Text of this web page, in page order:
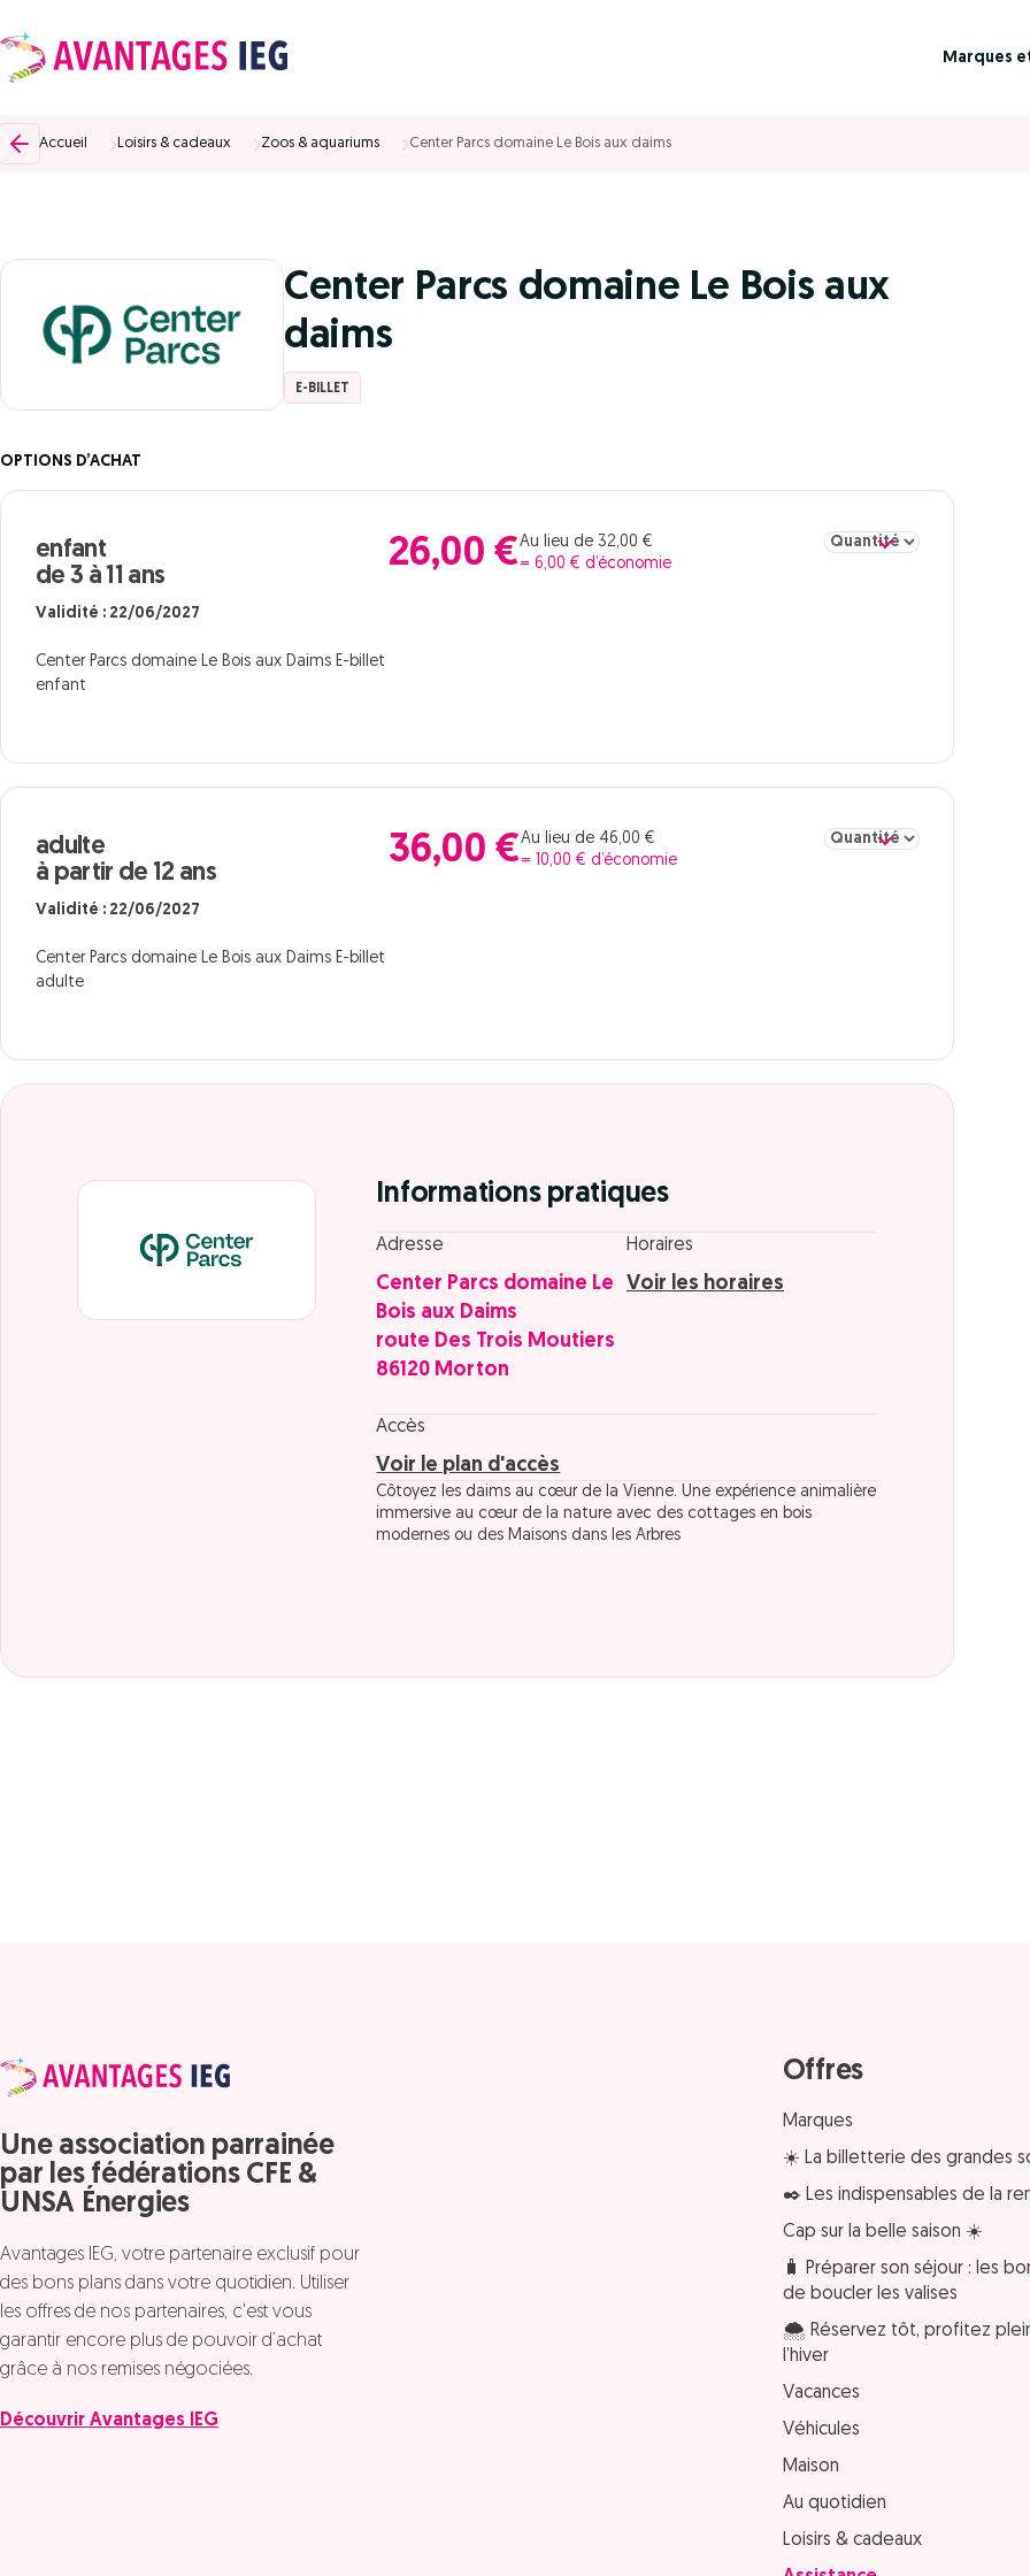
Marques
Accueil Loisirs & cadeaux Zoos & aquariums Center Parcs domaine Le Bois aux daims
Center Parcs domaine Le Bois aux
daims
E-BILLET
OPTIONS D’ACHAT
enfant
de 3 à 11 ans
Validité : 22/06/2027
Center Parcs domaine Le Bois aux Daims E-billet
enfant
26,00 €Au lieu de 32,00 €
= 6,00 € d’économie
Sélectionner la quantité
adulte
à partir de 12 ans
Validité : 22/06/2027
Center Parcs domaine Le Bois aux Daims E-billet
adulte
36,00 €Au lieu de 46,00 €
= 10,00 € d’économie
Sélectionner la quantité
Informations pratiques
Adresse
Center Parcs domaine Le
Bois aux Daims
route Des Trois Moutiers
86120 Morton
Horaires
Voir les horaires
Accès
Voir le plan d'accès
Côtoyez les daims au cœur de la Vienne. Une expérience animalière
immersive au cœur de la nature avec des cottages en bois
modernes ou des Maisons dans les Arbres
Une association parrainée
par les fédérations CFE &
UNSA Énergies
Avantages IEG, votre partenaire exclusif pour
des bons plans dans votre quotidien. Utiliser
les offres de nos partenaires, c'est vous
garantir encore plus de pouvoir d’achat
grâce à nos remises négociées.
Découvrir Avantages IEG
Offres
Marques
☀️ La billetterie des grandes
✒️ Les indispensables de la
Cap sur la belle saison ☀️
🧳 Préparer son séjour : les
de boucler les valises
🌨️ Réservez tôt, profitez
l’hiver
Vacances
Véhicules
Maison
Au quotidien
Loisirs & cadeaux